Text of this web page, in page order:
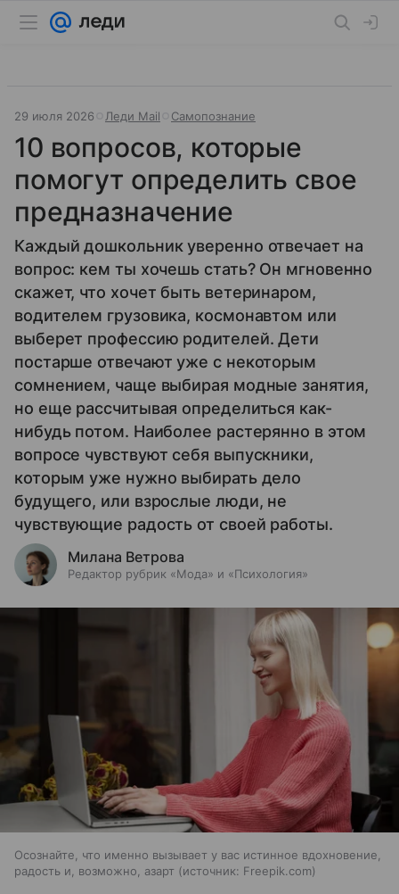
29 июля 2026 Леди Mail Самопознание
10 вопросов, которые
помогут определить свое
предназначение
Каждый дошкольник уверенно отвечает на
вопрос: кем ты хочешь стать? Он мгновенно
скажет, что хочет быть ветеринаром,
водителем грузовика, космонавтом или
выберет профессию родителей. Дети
постарше отвечают уже с некоторым
сомнением, чаще выбирая модные занятия,
но еще рассчитывая определиться как-
нибудь потом. Наиболее растерянно в этом
вопросе чувствуют себя выпускники,
которым уже нужно выбирать дело
будущего, или взрослые люди, не
чувствующие радость от своей работы.
Милана Ветрова
Редактор рубрик «Мода» и «Психология»
Осознайте, что именно вызывает у вас истинное вдохновение,
радость и, возможно, азарт
источник: Freepik.com